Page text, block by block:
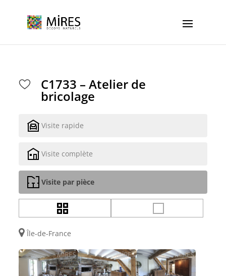
C1733 – Atelier de
bricolage
Visite rapide
Visite complète
Visite par pièce
Île-de-France